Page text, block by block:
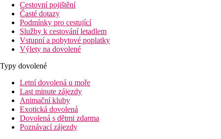
Cestovní pojištění
Časté dotazy
Podmínky pro cestující
Služby k cestování letadlem
Vstupní a pobytové poplatky
Výlety na dovolené
Typy dovolené
Letní dovolená u moře
Last minute zájezdy
Animační kluby
Exotická dovolená
Dovolená s dětmi zdarma
Poznávací zájezdy